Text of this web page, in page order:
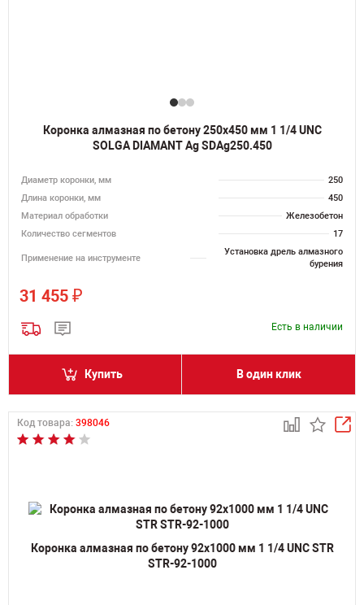
Коронка алмазная по бетону 250х450 мм 1 1/4 UNC
SOLGA DIAMANT Ag SDAg250.450
Диаметр коронки, мм
250
Длина коронки, мм
450
Материал обработки
Железобетон
Количество сегментов
17
Применение на инструменте
Установка дрель алмазного
бурения
31 455 ₽
Есть в наличии
Купить В один клик
Код товара: 398046
Коронка алмазная по бетону 92х1000 мм 1 1/4 UNC STR
STR-92-1000